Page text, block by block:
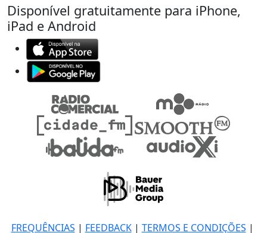
Disponível gratuitamente para iPhone,
iPad e Android
FREQUÊNCIAS | FEEDBACK| TERMOS E CONDIÇÕES |